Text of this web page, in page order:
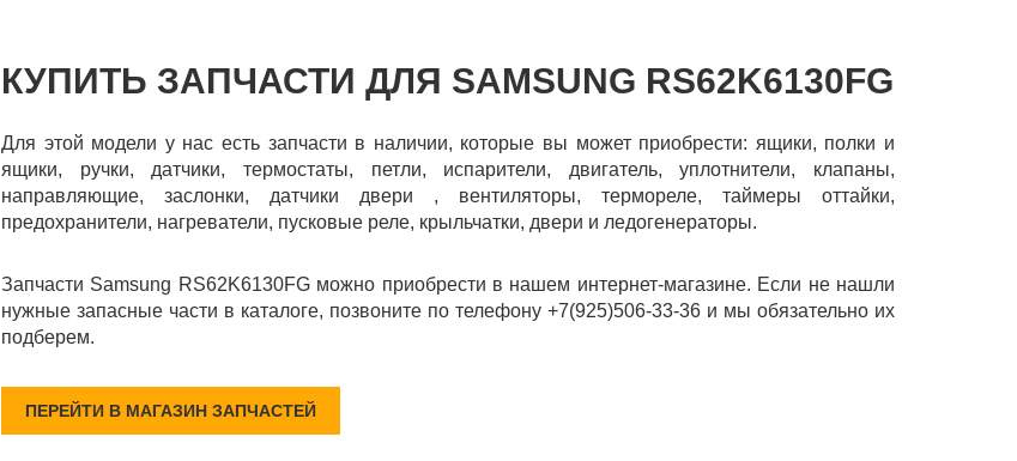
КУПИТЬ ЗАПЧАСТИ ДЛЯ SAMSUNG RS62K6130FG
Для этой модели у нас есть запчасти в наличии, которые вы может приобрести: ящики, полки и
ящики, ручки, датчики, термостаты, петли, испарители, двигатель, уплотнители, клапаны,
направляющие, заслонки, датчики двери , вентиляторы, термореле, таймеры оттайки,
предохранители, нагреватели, пусковые реле, крыльчатки, двери и ледогенераторы.
Запчасти Samsung RS62K6130FG можно приобрести в нашем интернет-магазине. Если не нашли
нужные запасные части в каталоге, позвоните по телефону +7(925)506-33-36 и мы обязательно их
подберем.
ПЕРЕЙТИ В МАГАЗИН ЗАПЧАСТЕЙ